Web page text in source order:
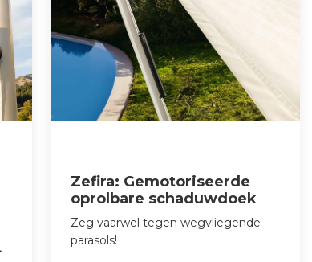
Zefira: Gemotoriseerde
oprolbare schaduwdoek
Zeg vaarwel tegen wegvliegende
parasols!